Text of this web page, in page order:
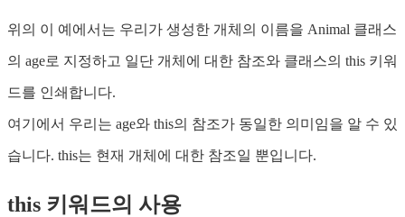
위의 이 예에서는 우리가 생성한 개체의 이름을 Animal 클래스
의 age로 지정하고 일단 개체에 대한 참조와 클래스의 this 키워
드를 인쇄합니다.
여기에서 우리는 age와 this의 참조가 동일한 의미임을 알 수 있
습니다. this는 현재 개체에 대한 참조일 뿐입니다.
this 키워드의 사용